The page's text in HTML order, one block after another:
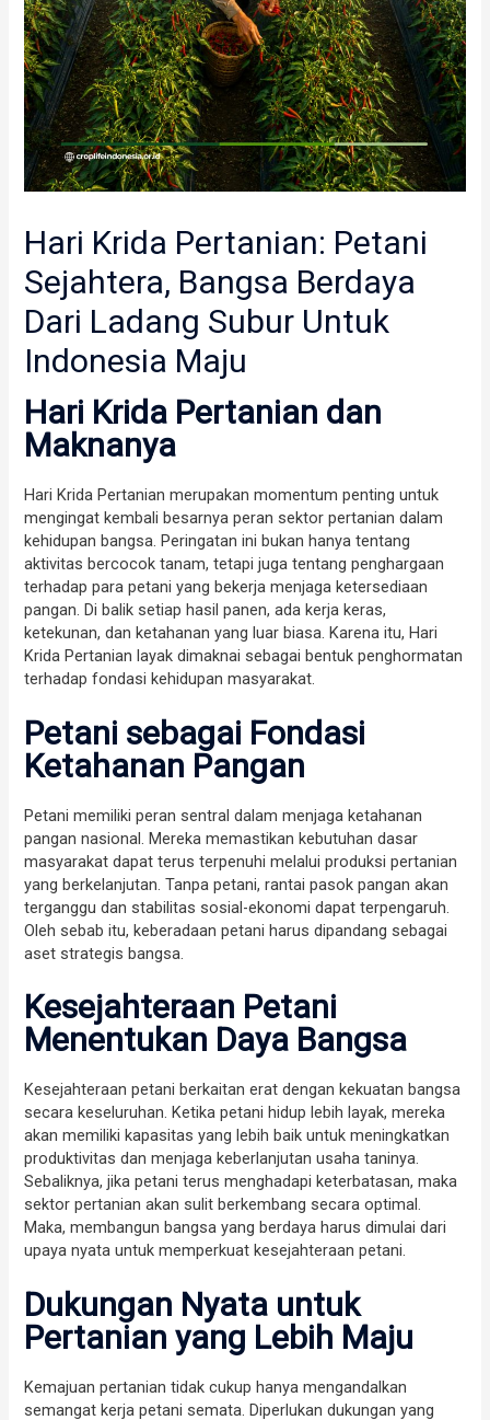
Hari Krida Pertanian: Petani
Sejahtera, Bangsa Berdaya
Dari Ladang Subur Untuk
Indonesia Maju
Hari Krida Pertanian dan
Maknanya
Hari Krida Pertanian merupakan momentum penting untuk
mengingat kembali besarnya peran sektor pertanian dalam
kehidupan bangsa. Peringatan ini bukan hanya tentang
aktivitas bercocok tanam, tetapi juga tentang penghargaan
terhadap para petani yang bekerja menjaga ketersediaan
pangan. Di balik setiap hasil panen, ada kerja keras,
ketekunan, dan ketahanan yang luar biasa. Karena itu, Hari
Krida Pertanian layak dimaknai sebagai bentuk penghormatan
terhadap fondasi kehidupan masyarakat.
Petani sebagai Fondasi
Ketahanan Pangan
Petani memiliki peran sentral dalam menjaga ketahanan
pangan nasional. Mereka memastikan kebutuhan dasar
masyarakat dapat terus terpenuhi melalui produksi pertanian
yang berkelanjutan. Tanpa petani, rantai pasok pangan akan
terganggu dan stabilitas sosial-ekonomi dapat terpengaruh.
Oleh sebab itu, keberadaan petani harus dipandang sebagai
aset strategis bangsa.
Kesejahteraan Petani
Menentukan Daya Bangsa
Kesejahteraan petani berkaitan erat dengan kekuatan bangsa
secara keseluruhan. Ketika petani hidup lebih layak, mereka
akan memiliki kapasitas yang lebih baik untuk meningkatkan
produktivitas dan menjaga keberlanjutan usaha taninya.
Sebaliknya, jika petani terus menghadapi keterbatasan, maka
sektor pertanian akan sulit berkembang secara optimal.
Maka, membangun bangsa yang berdaya harus dimulai dari
upaya nyata untuk memperkuat kesejahteraan petani.
Dukungan Nyata untuk
Pertanian yang Lebih Maju
Kemajuan pertanian tidak cukup hanya mengandalkan
semangat kerja petani semata. Diperlukan dukungan yang